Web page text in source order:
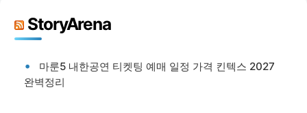
StoryArena
마룬5 내한공연 티켓팅 예매 일정 가격 킨텍스 2027
완벽정리